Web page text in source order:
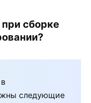
сборке
следующие